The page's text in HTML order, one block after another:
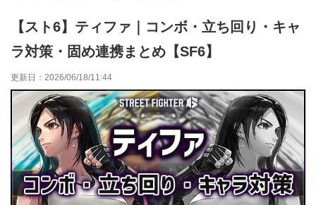
【スト6】ティファ｜コンボ・立ち回り・キャ
ラ対策・固め連携まとめ【SF6】
更新日： 2026/06/18/11:44